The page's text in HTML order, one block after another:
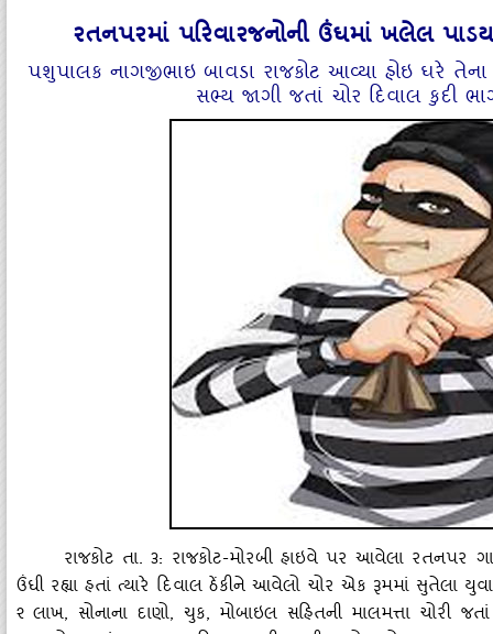
રતનપરમાં પરિવારજનોની ઉંઘમાં ખલેલ
પશુપાલક નાગજીભાઇ બાવડા રાજકોટ આવ્‍યા હોઇ ઘરે
સભ્‍ય જાગી જતાં ચોર દિવાલ કુદી
રાજકોટ તા. ૩: રાજકોટ-મોરબી હાઇવે પર આવેલા રતનપર
ઉંઘી રહ્યા હતાં ત્‍યારે દિવાલ ઠેંકીને આવેલો ચોર એક રૂમમાં સુતેલા
૨ લાખ, સોનાના દાણો, ચુક, મોબાઇલ સહિતની માલમત્તા ચોરી